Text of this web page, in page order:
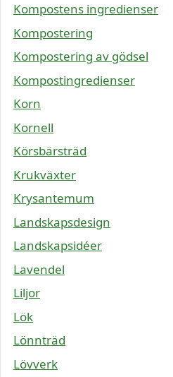
Kompostens ingredienser
Kompostering
Kompostering av gödsel
Kompostingredienser
Korn
Kornell
Körsbärsträd
Krukväxter
Krysantemum
Landskapsdesign
Landskapsidéer
Lavendel
Liljor
Lök
Lönnträd
Lövverk